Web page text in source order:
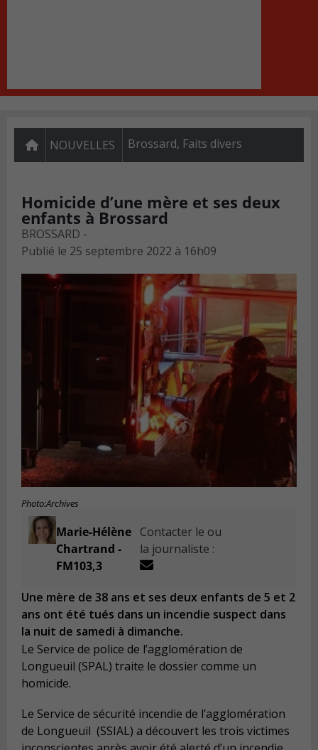
NOUVELLES Brossard, Faits divers
Homicide d’une mère et ses deux
enfants à Brossard
BROSSARD -
Publié le 25 septembre 2022 à 16h09
Photo:Archives
Marie-Hélène
Chartrand -
FM103,3
Contacter le ou
la journaliste :
Une mère de 38 ans et ses deux enfants de 5 et 2
ans ont été tués dans un incendie suspect dans
la nuit de samedi à dimanche.
Le Service de police de l’agglomération de
Longueuil (SPAL) traite le dossier comme un
homicide.
Le Service de sécurité incendie de l’agglomération
de Longueuil (SSIAL) a découvert les trois victimes